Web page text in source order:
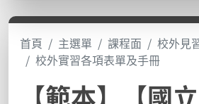
首頁 主選單 課程面
校外見
校外實習各項表單及手冊
【範本】【國